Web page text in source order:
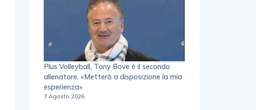
Plus Volleyball, Tony Bove è il secondo
allenatore. «Metterò a disposizione la mia
esperienza»
7 Agosto 2026